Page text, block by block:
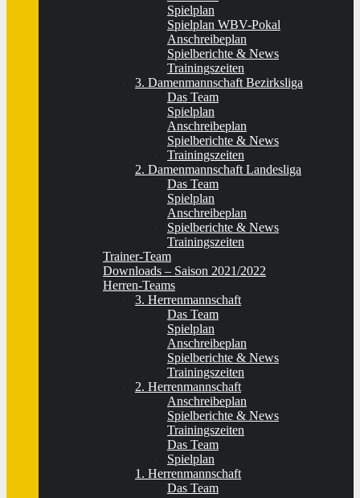
Spielplan
Spielplan WBV-Pokal
Anschreibeplan
Spielberichte & News
Trainingszeiten
3. Damenmannschaft Bezirksliga
Das Team
Spielplan
Anschreibeplan
Spielberichte & News
Trainingszeiten
2. Damenmannschaft Landesliga
Das Team
Spielplan
Anschreibeplan
Spielberichte & News
Trainingszeiten
Trainer-Team
Downloads – Saison 2021/2022
Herren-Teams
3. Herrenmannschaft
Das Team
Spielplan
Anschreibeplan
Spielberichte & News
Trainingszeiten
2. Herrenmannschaft
Anschreibeplan
Spielberichte & News
Trainingszeiten
Das Team
Spielplan
1. Herrenmannschaft
Das Team